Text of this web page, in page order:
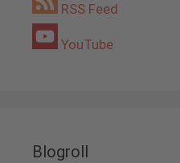
RSS Feed
YouTube
Blogroll